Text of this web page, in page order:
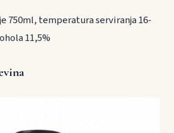
750ml, temperatura serviranja 16-
11,5%